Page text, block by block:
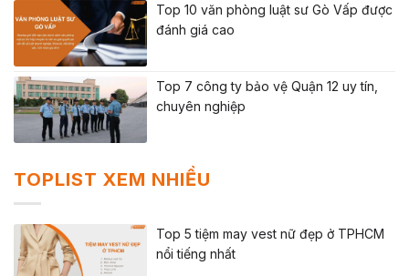
Top 10 văn phòng luật sư Gò Vấp được
đánh giá cao
Top 7 công ty bảo vệ Quận 12 uy tín,
chuyên nghiệp
TOPLIST XEM NHIỀU
Top 5 tiệm may vest nữ đẹp ở TPHCM
nổi tiếng nhất